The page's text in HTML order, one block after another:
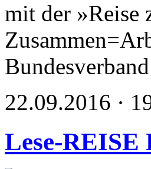
mit der »Reise
22.09.2016 ·
Lese-